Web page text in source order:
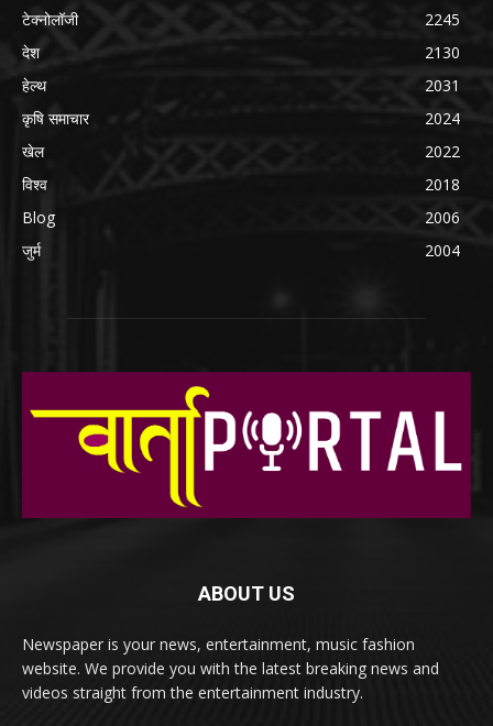
टेक्नोलॉजी
2245
देश
2130
हेल्थ
2031
कृषि समाचार
2024
खेल
2022
विश्व
2018
Blog
2006
जुर्म
2004
ABOUT US
Newspaper is your news, entertainment, music fashion
website. We provide you with the latest breaking news and
videos straight from the entertainment industry.